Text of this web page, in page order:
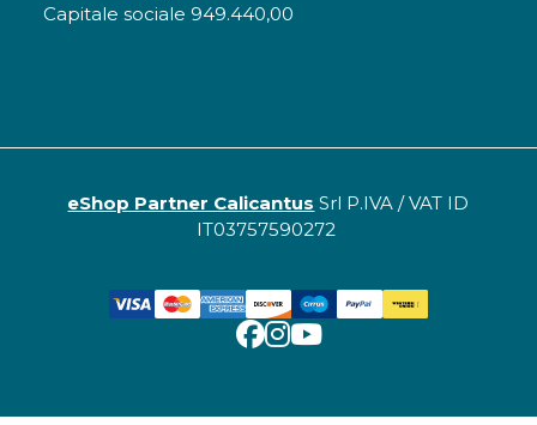
Capitale sociale 949.440,00
eShop Partner Calicantus Srl P.IVA / VAT ID
IT03757590272